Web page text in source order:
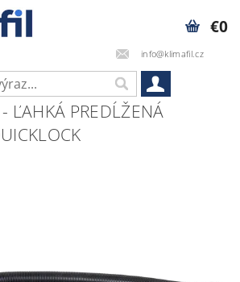
info@klimafil.cz
€0
ĽAHKÁ PREDĹŽENÁ